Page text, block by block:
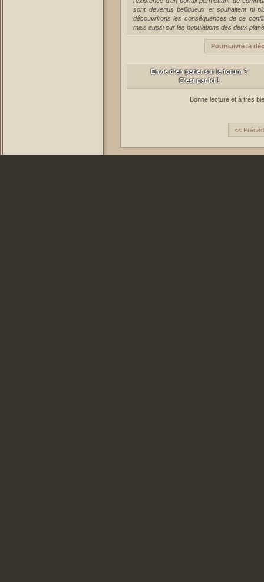
sont devenus belliqueux et souhaitent ni
découvrirons les conséquences de ce
mais aussi sur les populations des deux
Poursuivre la
Envie d'en parler sur le forum ?
C'est par ici !
Bonne lecture et à très
<<